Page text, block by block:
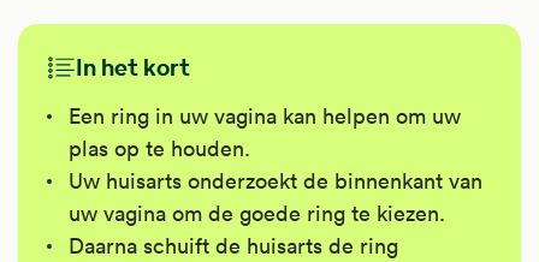
In het kort
Een ring in uw vagina kan helpen om uw
plas op te houden.
Uw huisarts onderzoekt de binnenkant van
uw vagina om de goede ring te kiezen.
Daarna schuift de huisarts de ring